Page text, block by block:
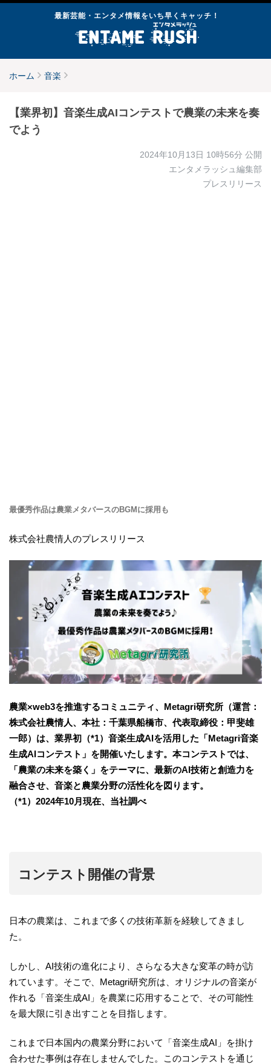
最新芸能・エンタメ情報をいち早くキャッチ！
ホーム 音楽
【業界初】音楽生成AIコンテストで農業の未来を奏
でよう
2024年10月13日 10時56分 公開
エンタメラッシュ編集部
プレスリリース
最優秀作品は農業メタバースのBGMに採用も
株式会社農情人のプレスリリース
農業×web3を推進するコミュニティ、Metagri研究所（運営：
株式会社農情人、本社：千葉県船橋市、代表取締役：甲斐雄
一郎）は、業界初（*1）音楽生成AIを活用した「Metagri音楽
生成AIコンテスト」を開催いたします。本コンテストでは、
「農業の未来を築く」をテーマに、最新のAI技術と創造力を
融合させ、音楽と農業分野の活性化を図ります。
（*1）2024年10月現在、当社調べ
コンテスト開催の背景
日本の農業は、これまで多くの技術革新を経験してきまし
た。
しかし、AI技術の進化により、さらなる大きな変革の時が訪
れています。そこで、Metagri研究所は、オリジナルの音楽が
作れる「音楽生成AI」を農業に応用することで、その可能性
を最大限に引き出すことを目指します。
これまで日本国内の農業分野において「音楽生成AI」を掛け
合わせた事例は存在しませんでした。このコンテストを通じ